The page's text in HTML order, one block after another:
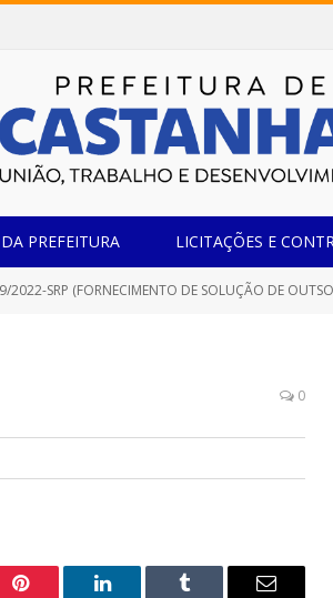
PREFEITURA LICITAÇÕES E
2022-SRP (FORNECIMENTO DE SOLUÇÃO DE
0